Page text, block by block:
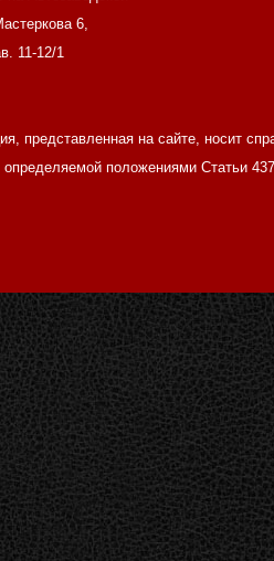
6,
11-12/1
представленная на сайте, носит
определяемой положениями Статьи